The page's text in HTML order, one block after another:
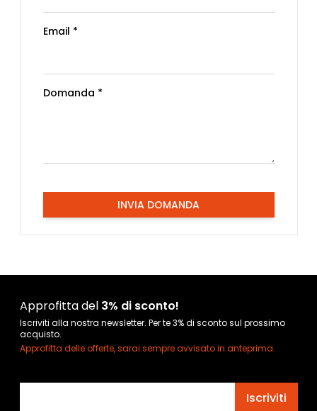
Email *
Domanda *
INVIA DOMANDA
Approfitta del 3% di sconto!
Iscriviti alla nostra newsletter. Per te 3% di sconto sul prossimo
acquisto.
Approfitta delle offerte, sarai sempre avvisato in anteprima.
Iscriviti